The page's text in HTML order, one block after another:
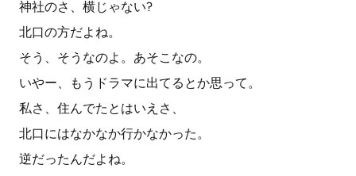
神社のさ、横じゃない?
北口の方だよね。
そう、そうなのよ。あそこなの。
いやー、もうドラマに出てるとか思って。
私さ、住んでたとはいえさ、
北口にはなかなか行かなかった。
逆だったんだよね。